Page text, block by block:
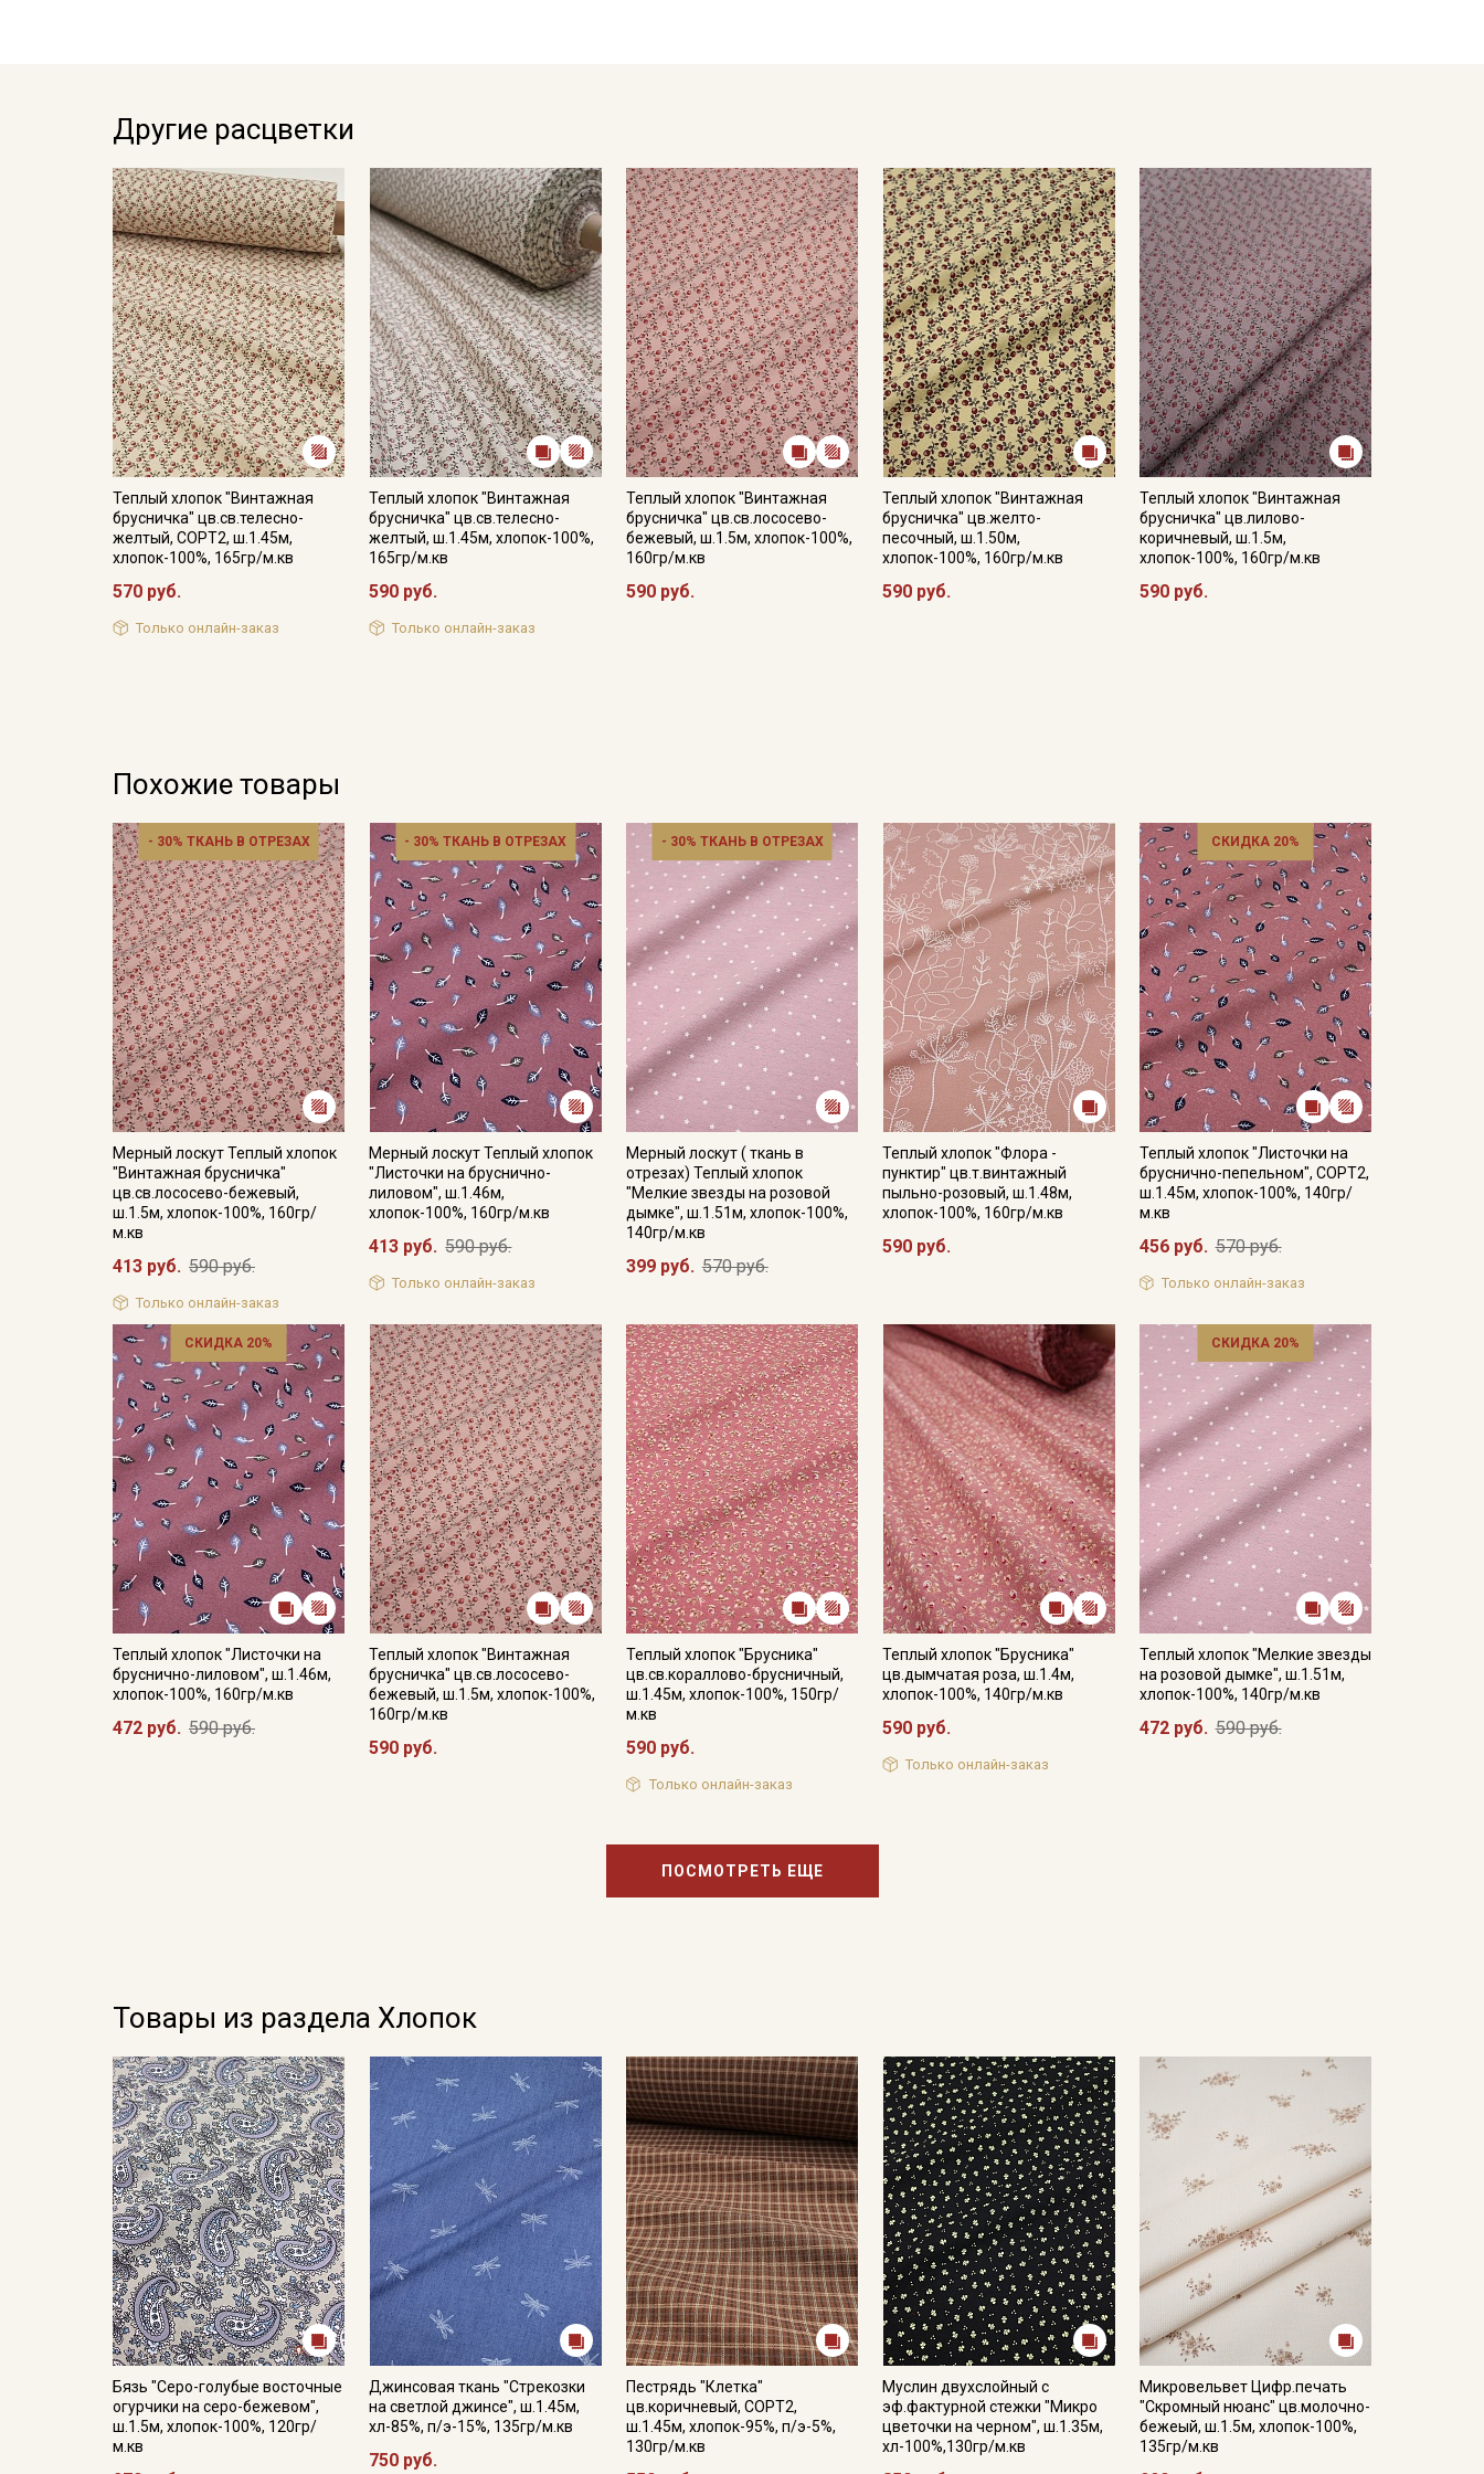
Другие расцветки
Теплый хлопок "Винтажная
брусничка" цв.св.телесно-
желтый, СОРТ2, ш.1.45м,
хлопок-100%, 165гр/м.кв
570 руб.
Только онлайн-заказ
Теплый хлопок "Винтажная
брусничка" цв.св.телесно-
желтый, ш.1.45м, хлопок-100%,
165гр/м.кв
590 руб.
Только онлайн-заказ
Теплый хлопок "Винтажная
брусничка" цв.св.лососево-
бежевый, ш.1.5м, хлопок-100%,
160гр/м.кв
590 руб.
Теплый хлопок "Винтажная
брусничка" цв.желто-
песочный, ш.1.50м,
хлопок-100%, 160гр/м.кв
590 руб.
Теплый хлопок "Винтажная
брусничка" цв.лилово-
коричневый, ш.1.5м,
хлопок-100%, 160гр/м.кв
590 руб.
Похожие товары
- 30% ТКАНЬ В ОТРЕЗАХ
Мерный лоскут Теплый хлопок
"Винтажная брусничка"
цв.св.лососево-бежевый,
ш.1.5м, хлопок-100%, 160гр/
м.кв
413 руб. 590 руб.
Только онлайн-заказ
- 30% ТКАНЬ В ОТРЕЗАХ
Мерный лоскут Теплый хлопок
"Листочки на бруснично-
лиловом", ш.1.46м,
хлопок-100%, 160гр/м.кв
413 руб. 590 руб.
Только онлайн-заказ
- 30% ТКАНЬ В ОТРЕЗАХ
Мерный лоскут ( ткань в
отрезах) Теплый хлопок
"Мелкие звезды на розовой
дымке", ш.1.51м, хлопок-100%,
140гр/м.кв
399 руб. 570 руб.
Теплый хлопок "Флора -
пунктир" цв.т.винтажный
пыльно-розовый, ш.1.48м,
хлопок-100%, 160гр/м.кв
590 руб.
СКИДКА 20%
Теплый хлопок "Листочки на
бруснично-пепельном", СОРТ2,
ш.1.45м, хлопок-100%, 140гр/
м.кв
456 руб. 570 руб.
Только онлайн-заказ
СКИДКА 20%
Теплый хлопок "Листочки на
бруснично-лиловом", ш.1.46м,
хлопок-100%, 160гр/м.кв
472 руб. 590 руб.
Теплый хлопок "Винтажная
брусничка" цв.св.лососево-
бежевый, ш.1.5м, хлопок-100%,
160гр/м.кв
590 руб.
Теплый хлопок "Брусника"
цв.св.кораллово-брусничный,
ш.1.45м, хлопок-100%, 150гр/
м.кв
590 руб.
Только онлайн-заказ
Теплый хлопок "Брусника"
цв.дымчатая роза, ш.1.4м,
хлопок-100%, 140гр/м.кв
590 руб.
Только онлайн-заказ
СКИДКА 20%
Теплый хлопок "Мелкие звезды
на розовой дымке", ш.1.51м,
хлопок-100%, 140гр/м.кв
472 руб. 590 руб.
ПОСМОТРЕТЬ ЕЩЕ
Товары из раздела Хлопок
Бязь "Серо-голубые восточные
огурчики на серо-бежевом",
ш.1.5м, хлопок-100%, 120гр/
м.кв
Джинсовая ткань "Стрекозки
на светлой джинсе", ш.1.45м,
хл-85%, п/э-15%, 135гр/м.кв
750 руб.
Пестрядь "Клетка"
цв.коричневый, СОРТ2,
ш.1.45м, хлопок-95%, п/э-5%,
130гр/м.кв
Муслин двухслойный с
эф.фактурной стежки "Микро
цветочки на черном", ш.1.35м,
хл-100%,130гр/м.кв
Микровельвет Цифр.печать
"Скромный нюанс" цв.молочно-
бежеый, ш.1.5м, хлопок-100%,
135гр/м.кв
Мы публикуем здесь дополнительные
промокоды и скидки до 30% на узкие
категории тканей
Электронная почта
Подписаться
Ознакомлен(а) сПолитикой обработки персональных
данных
и даюСогласие на обработку персональных
Согласие на получение рекламных и
информационных рассылок